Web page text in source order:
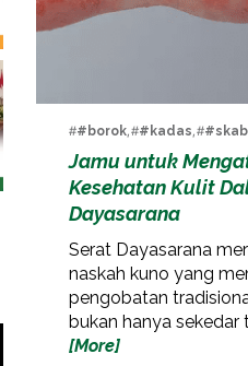
##borok, ##kadas, #
Jamu untuk
Kesehatan Kulit
Dayasarana
Serat Dayasarana
naskah kuno yang
pengobatan
bukan hanya sekedar
[More]